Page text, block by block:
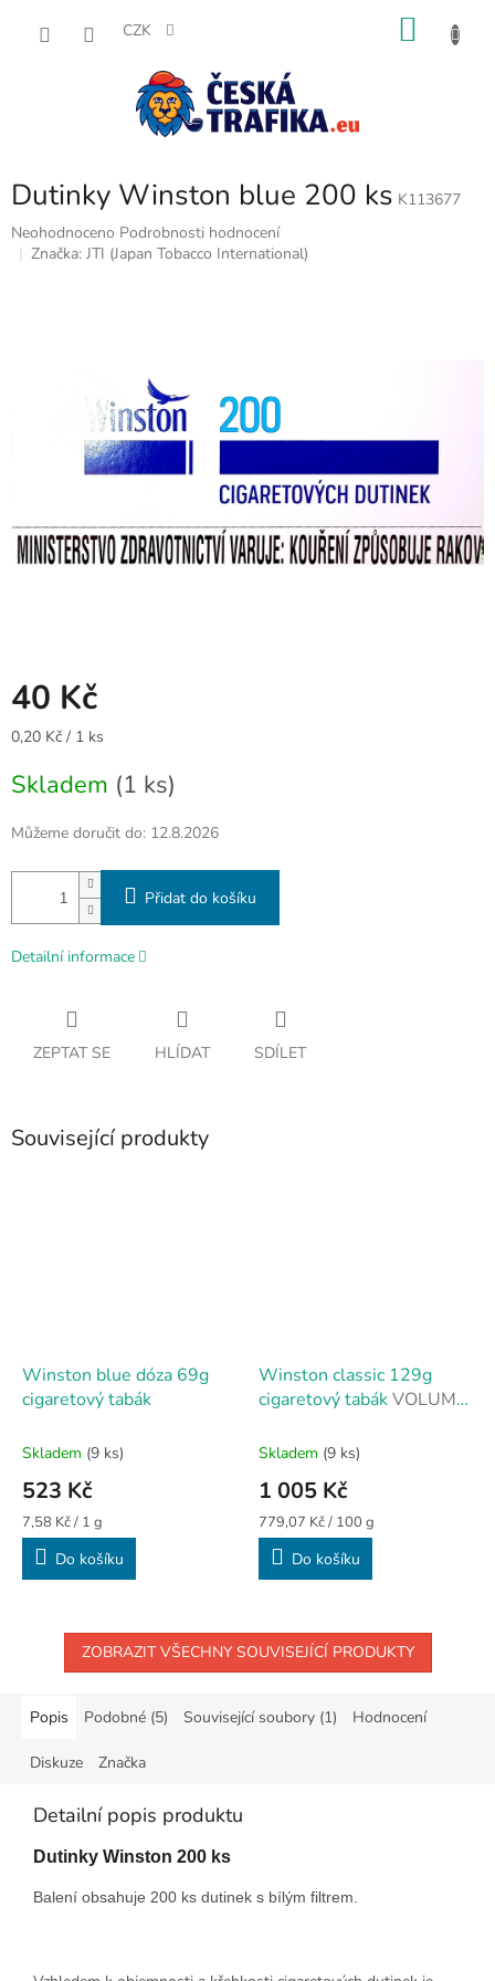
CZK
Dutinky Winston blue 200 ks K113677
Průměrné
hodnocení
Neohodnoceno Podrobnosti hodnocení
Značka: JTI (Japan Tobacco International)
40 Kč
Měrná
0,20 Kč / 1 ks
Skladem (1 ks)
Můžeme doručit do: 12.8.2026
Přidat do košíku
Detailní informace
ZEPTAT SE HLÍDAT SDÍLET
Související produkty
Winston blue dóza 69g
cigaretový tabák
Skladem (9 ks)
523 Kč
Měrná
cena:
7,58 Kč / 1 g
Do košíku
Winston classic 129g
cigaretový tabákVOLUME
CIGARET
Skladem (9 ks)
1 005 Kč
Měrná
cena:
779,07 Kč / 100 g
Do košíku
ZOBRAZIT VŠECHNY SOUVISEJÍCÍ PRODUKTY
Popis Podobné (5) Související soubory (1) Hodnocení
Diskuze Značka
Detailní popis produktu
Dutinky Winston 200 ks
Balení obsahuje 200 ks dutinek s bílým filtrem.